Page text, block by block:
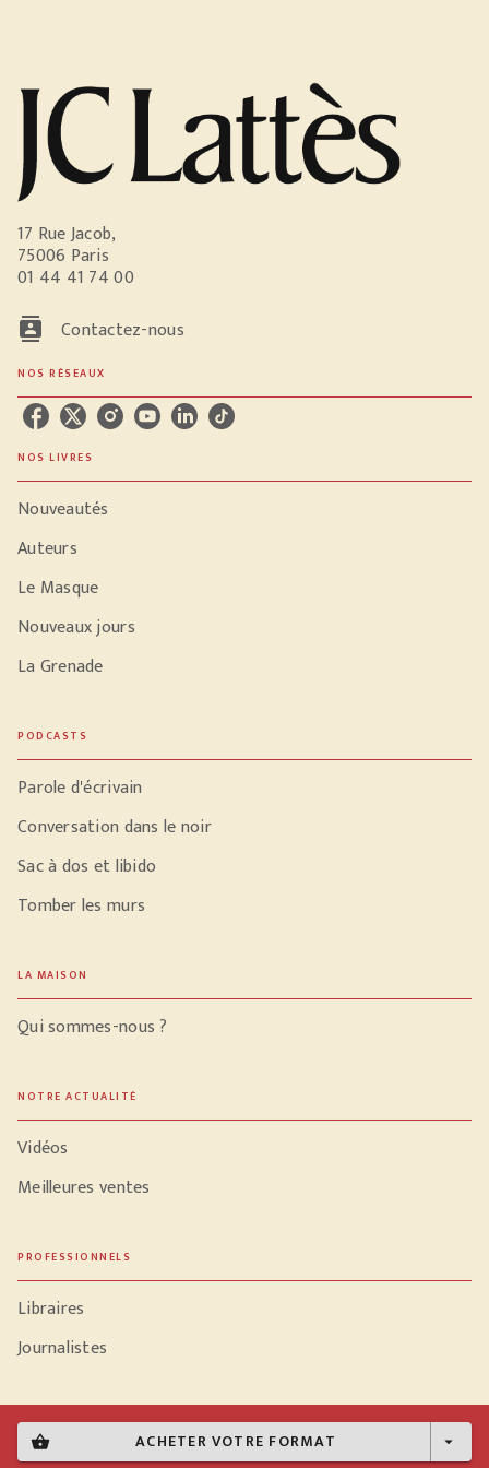
shopping_basket ACHETER VOTRE FORMAT arrow_drop_down
17 Rue Jacob,
75006 Paris
01 44 41 74 00
contacts Contactez-nous
NOS RÉSEAUX
NOS LIVRES
Nouveautés
Auteurs
Le Masque
Nouveaux jours
La Grenade
PODCASTS
Parole d'écrivain
Conversation dans le noir
Sac à dos et libido
Tomber les murs
LA MAISON
Qui sommes-nous ?
NOTRE ACTUALITÉ
Vidéos
Meilleures ventes
PROFESSIONNELS
Libraires
Journalistes
Données personnelles